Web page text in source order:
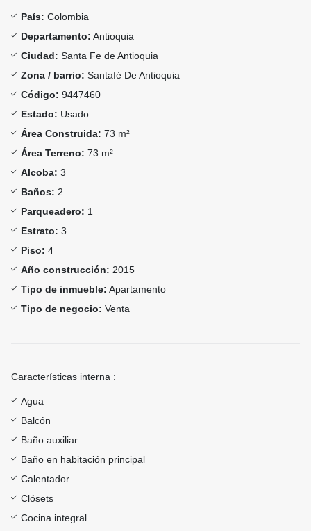
País: Colombia
Departamento: Antioquia
Ciudad: Santa Fe de Antioquia
Zona / barrio: Santafé De Antioquia
Código: 9447460
Estado: Usado
Área Construida: 73 m²
Área Terreno: 73 m²
Alcoba: 3
Baños: 2
Parqueadero: 1
Estrato: 3
Piso: 4
Año construcción: 2015
Tipo de inmueble: Apartamento
Tipo de negocio: Venta
Características interna :
Agua
Balcón
Baño auxiliar
Baño en habitación principal
Calentador
Clósets
Cocina integral